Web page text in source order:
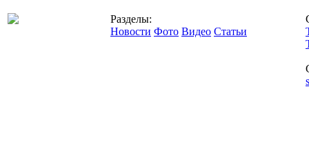
Разделы:
Новости Фото Видео Статьи